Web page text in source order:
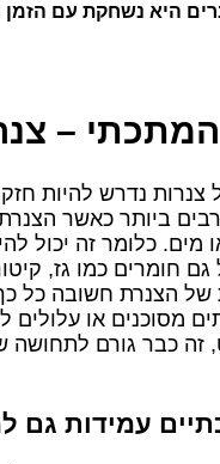
היא נשחקת עם
המתכתי –
נדרש להיות
ביותר כאשר
מים. כלומר זה יכול
גם חומרים כמו גז,
של הצנרת חשובה כל
מסוכנים או עלולים
כבר גורם לתחושה
עמידות גם